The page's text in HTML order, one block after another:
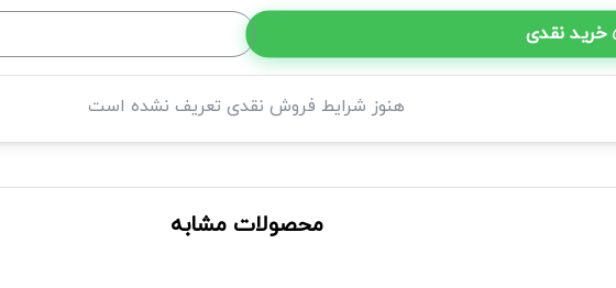
خرید نقدی
هنوز شرایط فروش نقدی تعریف نشده است
محصولات مشابه